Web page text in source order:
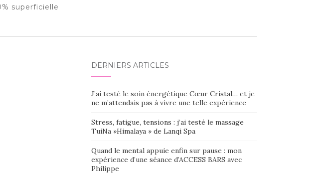
superficielle
DERNIERS ARTICLES
J’ai testé le soin énergétique Cœur Cristal… et je
ne m’attendais pas à vivre une telle expérience
Stress, fatigue, tensions : j’ai testé le massage
TuiNa »Himalaya » de Lanqi Spa
Quand le mental appuie enfin sur pause : mon
expérience d’une séance d’ACCESS BARS avec
Philippe